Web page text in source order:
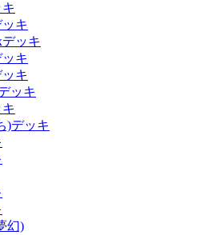
キ
ッキ
キ
キ
ッキ
)デッキ
幻)